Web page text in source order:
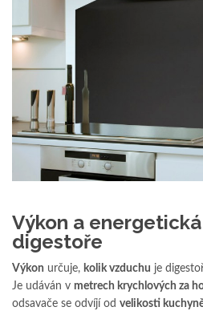
Výkon a
digestoře
Výkon určuje, kolik vzduchu je
Je udáván v metrech krychlových za
odsavače se odvíjí od velikosti